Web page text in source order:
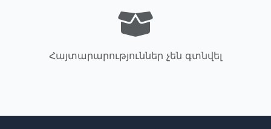
Հայտարարություններ չեն գտնվել